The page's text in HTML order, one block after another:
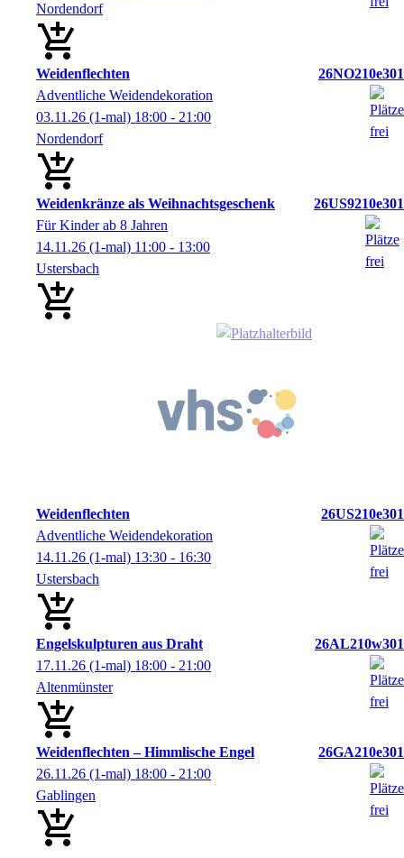
Nordendorf
Weidenflechten
26NO210e301
Adventliche Weidendekoration
03.11.26 (1-mal) 18:00 - 21:00
Nordendorf
Weidenkränze als Weihnachtsgeschenk
26US9210e301
Für Kinder ab 8 Jahren
14.11.26 (1-mal) 11:00 - 13:00
Ustersbach
Weidenflechten
26US210e301
Adventliche Weidendekoration
14.11.26 (1-mal) 13:30 - 16:30
Ustersbach
Engelskulpturen aus Draht
26AL210w301
17.11.26 (1-mal) 18:00 - 21:00
Altenmünster
Weidenflechten – Himmlische Engel
26GA210e301
26.11.26 (1-mal) 18:00 - 21:00
Gablingen